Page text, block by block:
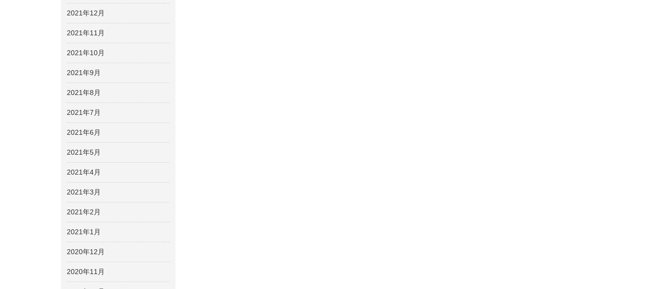
2021年12月
2021年11月
2021年10月
2021年9月
2021年8月
2021年7月
2021年6月
2021年5月
2021年4月
2021年3月
2021年2月
2021年1月
2020年12月
2020年11月